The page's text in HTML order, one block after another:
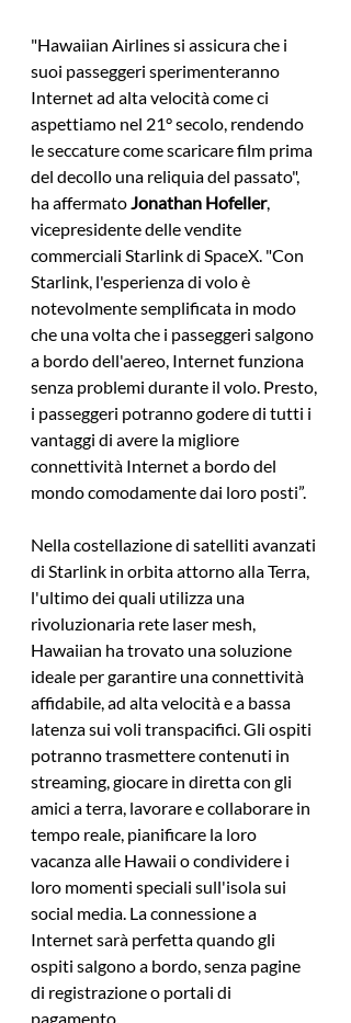
"Hawaiian Airlines si assicura che i
suoi passeggeri sperimenteranno
Internet ad alta velocità come ci
aspettiamo nel 21° secolo, rendendo
le seccature come scaricare film prima
del decollo una reliquia del passato",
ha affermato Jonathan Hofeller,
vicepresidente delle vendite
commerciali Starlink di SpaceX. "Con
Starlink, l'esperienza di volo è
notevolmente semplificata in modo
che una volta che i passeggeri salgono
a bordo dell'aereo, Internet funziona
senza problemi durante il volo. Presto,
i passeggeri potranno godere di tutti i
vantaggi di avere la migliore
connettività Internet a bordo del
mondo comodamente dai loro posti”.
Nella costellazione di satelliti avanzati
di Starlink in orbita attorno alla Terra,
l'ultimo dei quali utilizza una
rivoluzionaria rete laser mesh,
Hawaiian ha trovato una soluzione
ideale per garantire una connettività
affidabile, ad alta velocità e a bassa
latenza sui voli transpacifici. Gli ospiti
potranno trasmettere contenuti in
streaming, giocare in diretta con gli
amici a terra, lavorare e collaborare in
tempo reale, pianificare la loro
vacanza alle Hawaii o condividere i
loro momenti speciali sull'isola sui
social media. La connessione a
Internet sarà perfetta quando gli
ospiti salgono a bordo, senza pagine
di registrazione o portali di
pagamento.